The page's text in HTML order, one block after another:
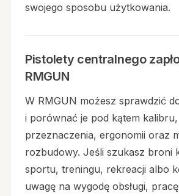
swojego sposobu użytkowania.
Pistolety centralnego
RMGUN
W RMGUN możesz sprawdzić
i porównać je pod kątem kalibru,
przeznaczenia, ergonomii oraz
rozbudowy. Jeśli szukasz broni
sportu, treningu, rekreacji albo
uwagę na wygodę obsługi,